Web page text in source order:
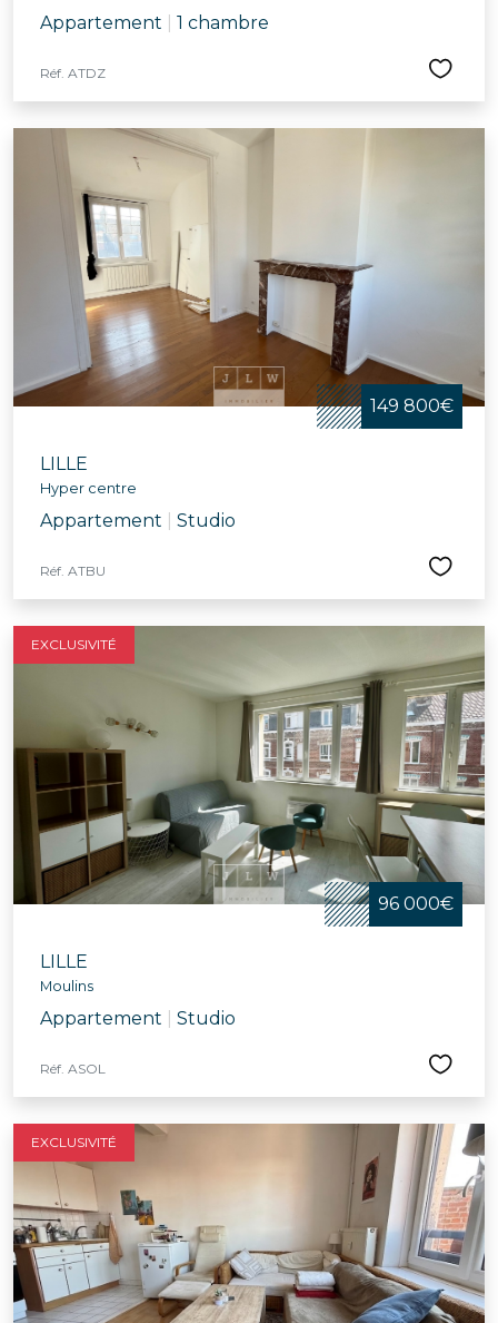
Appartement 1 chambre
Réf. ATDZ
149 800€
LILLE
Hyper centre
Appartement Studio
Réf. ATBU
EXCLUSIVITÉ
96 000€
LILLE
Moulins
Appartement Studio
Réf. ASOL
EXCLUSIVITÉ